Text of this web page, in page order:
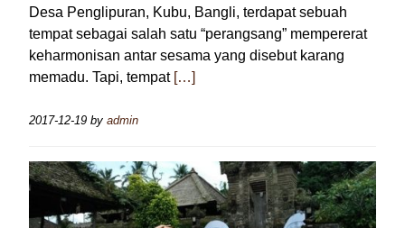
Desa Penglipuran, Kubu, Bangli, terdapat sebuah
tempat sebagai salah satu “perangsang” mempererat
keharmonisan antar sesama yang disebut karang
memadu. Tapi, tempat […]
2017-12-19 by admin